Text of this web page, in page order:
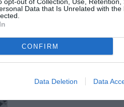
Data that Is Unrelated with
CONFIRM
Data Deletion Data